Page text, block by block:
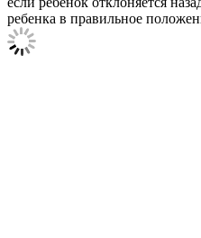
ребенка в правильное